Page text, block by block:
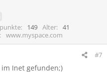
149 Alter
41
www.myspace.com
#7
Inet gefunden;)